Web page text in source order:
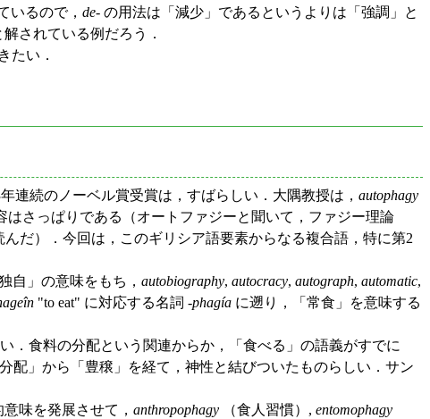
いるので， de- の用法は「減少」であるというよりは「強調」と
されている例だろう．
たい．
続のノーベル賞受賞は，すばらしい．大隅教授は， autophagy
さっぱりである（オートファジーと聞いて，ファジー理論
だ）．今回は，このギリシア語要素からなる複合語，特に第2
自」の意味をもち， autobiography, autocracy, autograph, automatic,
"to eat" に対応する名詞 -phagía に遡り，「常食」を意味する
．食料の分配という関連からか，「食べる」の語義がすでに
配」から「豊穣」を経て，神性と結びついたものらしい．サン
味を発展させて， anthropophagy （食人習慣）, entomophagy